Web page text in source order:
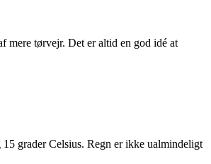
mere tørvejr. Det er altid en god idé at
grader Celsius. Regn er ikke ualmindeligt